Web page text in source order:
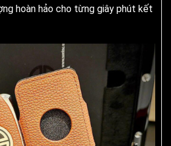
hoàn hảo cho từng giây phút kết